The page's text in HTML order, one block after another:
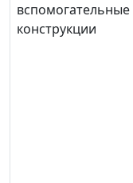
вспомогательные
конструкции